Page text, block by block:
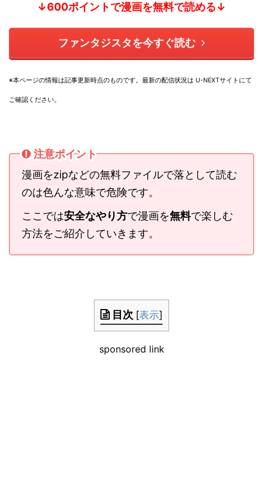
↓600ポイントで漫画を無料で読める↓
ファンタジスタを今すぐ読む
※本ページの情報は記事更新時点のものです。 最新の配信状況は U-NEXTサイトにて
ご確認ください。
注意ポイント
漫画をzipなどの無料ファイルで落として読む
のは色んな意味で危険です。
ここでは安全なやり方で漫画を無料で楽しむ
方法をご紹介していきます。
目次 [表示]
sponsored link